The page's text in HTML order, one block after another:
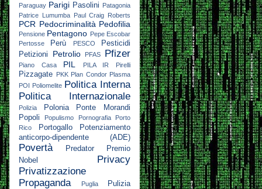
Paraguay Parigi Pasolini Patagonia
Patrice Lumumba
Paul Craig Roberts
PCR Pedocriminalità Pedofilia
Pensione Pentagono Pepe Escobar
Pertosse
Perù PESCO
Pesticidi
Petizioni
Petrolio PFAS Pfizer
Piano Casa PIL PILA IR Pirelli
Pizzagate PKK Plan Condor Plasma
POI Poliomelite Politica Interna
Politica Internazionale
Polizia Polonia
Ponte Morandi
Popoli
Populismo Pornografia
Porto
Rico
Portogallo
Potenziamento
anticorpo-dipendente (ADE)
Povertà Predator
Premio
Nobel
Privacy
Privatizzazione
Propaganda
Puglia
Pulizia